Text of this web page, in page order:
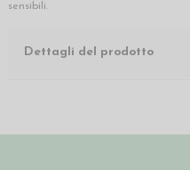
sensibili.
Dettagli del prodotto